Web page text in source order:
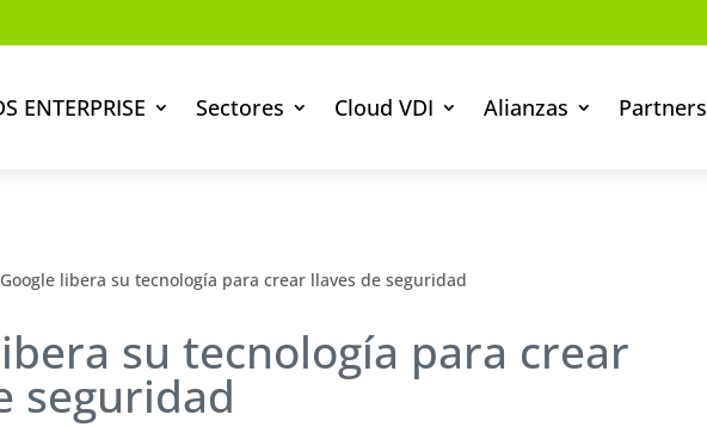
ENTERPRISE Sectores Cloud VDI Alianzas Partners
Google libera su tecnología para crear llaves de seguridad
su tecnología para crear
seguridad